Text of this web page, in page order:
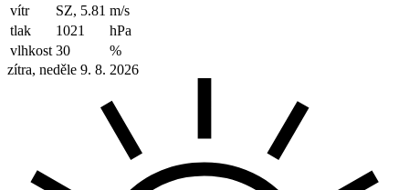
vítr
SZ, 5.81 m/s
tlak
1021
hPa
vlhkost 30
%
zítra, neděle 9. 8. 2026